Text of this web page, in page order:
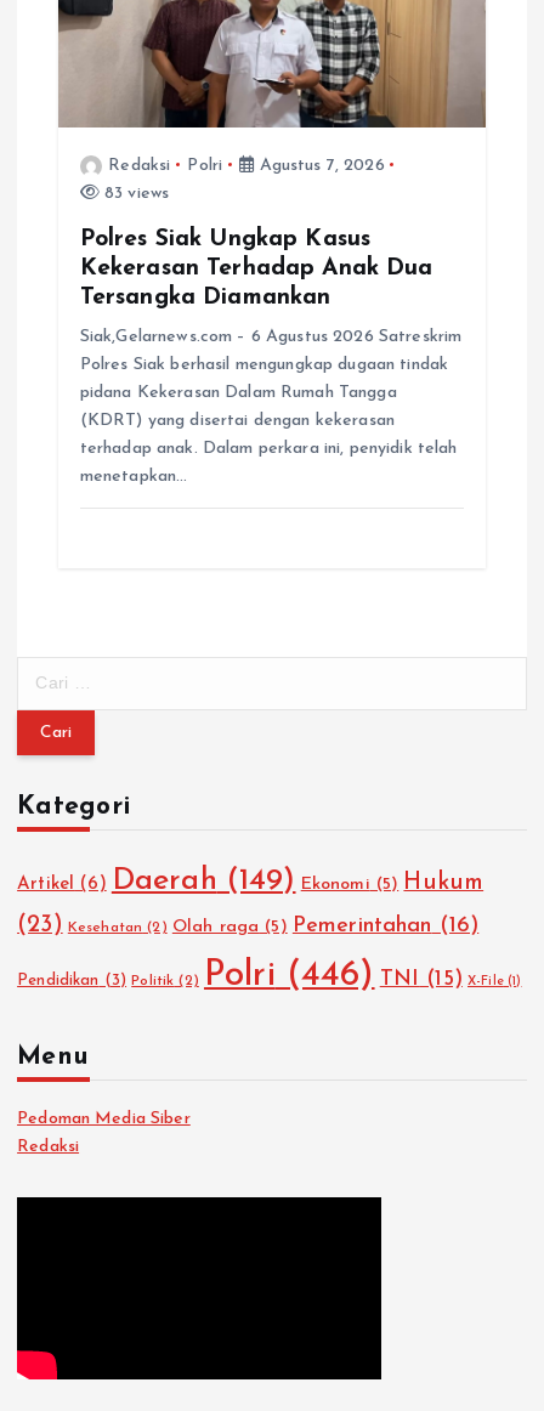
Redaksi Polri
Agustus 7, 2026
83 views
Polres Siak Ungkap Kasus
Kekerasan Terhadap Anak Dua
Tersangka Diamankan
Siak,Gelarnews.com – 6 Agustus 2026 Satreskrim
Polres Siak berhasil mengungkap dugaan tindak
pidana Kekerasan Dalam Rumah Tangga
(KDRT) yang disertai dengan kekerasan
terhadap anak. Dalam perkara ini, penyidik telah
menetapkan…
i
n
t
k
:
Kategori
Artikel (6) Daerah (149) Ekonomi (5) Hukum
(23)
Kesehatan (2) Olah raga (5) Pemerintahan (16)
Pendidikan (3) Politik (2) Polri (446) TNI (15) X-File(1)
Menu
Pedoman Media Siber
Redaksi